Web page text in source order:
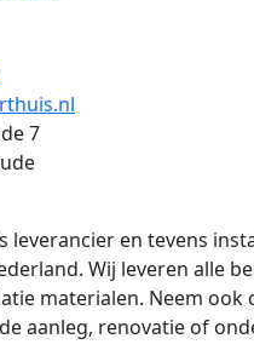
7
leverancier en tevens
Wij leveren alle
materialen. Neem ook
aanleg, renovatie of